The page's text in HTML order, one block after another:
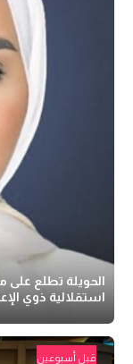
الحويلة تطلع على
استقلالية ذوي
قبل أسبوعين